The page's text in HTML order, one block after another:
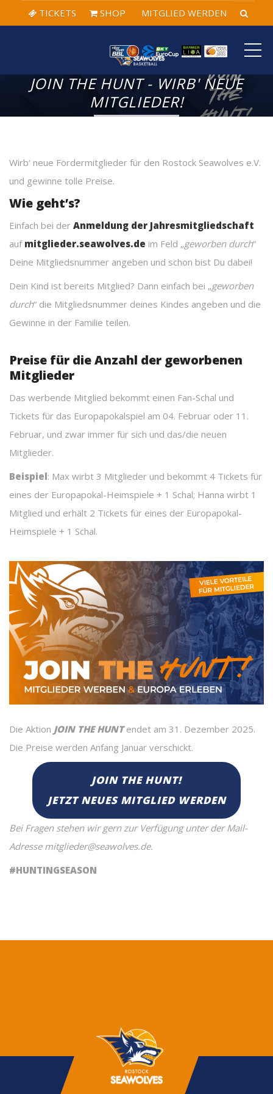
TICKETS SHOP MITGLIED WERDEN
JOIN THE HUNT - WIRB' NEUE
MITGLIEDER!
Wirb‘ neue Fördermitglieder für den Rostock Seawolves e.V.
und gewinne tolle Preise.
Wie geht’s?
Einfach bei der Anmeldung der Jahresmitgliedschaft
auf mitglieder.seawolves.de im Feld „geworben durch“
Deine Mitgliedsnummer angeben und schon bist Du dabei!
Dein Kind ist bereits Mitglied? Dann einfach bei „geworben
durch“ die Mitgliedsnummer deines Kindes angeben und die
Gewinne in der Familie teilen.
Preise für die Anzahl der geworbenen
Mitglieder
Das werbende Mitglied bekommt einen Fan-Schal und
Tickets für das Europapokalspiel am 04. Februar oder 11.
Februar, und zwar immer für sich und das/die neuen
Mitglieder.
Beispiel: Max wirbt 3 Mitglieder und bekommt 4 Tickets für
eines der Europapokal-Heimspiele + 1 Schal; Hanna wirbt 1
Mitglied und erhält 2 Tickets für eines der Europapokal-
Heimspiele + 1 Schal.
Die Aktion JOIN THE HUNTendet am 31. Dezember 2025.
Die Preise werden Anfang Januar verschickt.
JOIN THE HUNT!
JETZT NEUES MITGLIED WERDEN
Bei Fragen stehen wir gern zur Verfügung unter der Mail-
Adresse mitglieder@seawolves.de.
#HUNTINGSEASON